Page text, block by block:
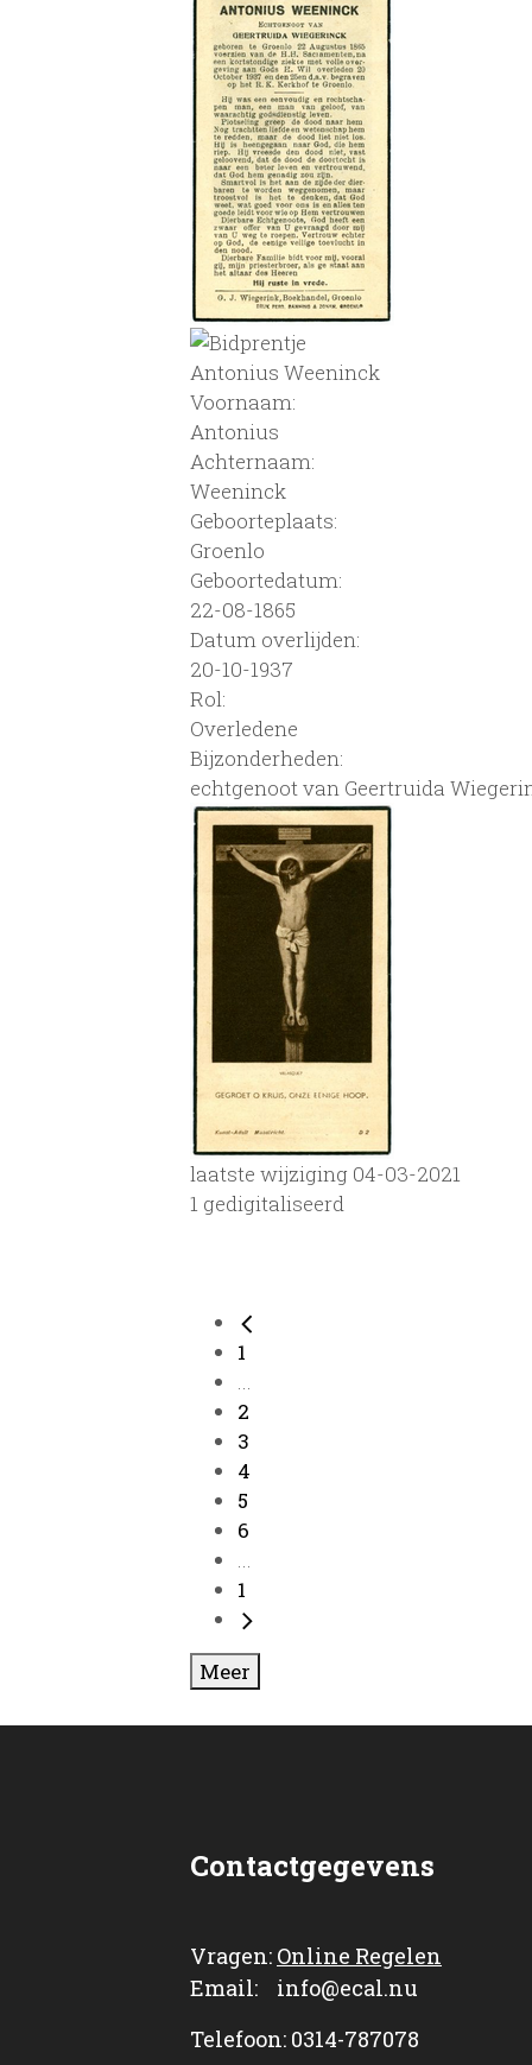
Antonius Weeninck
Voornaam:
Antonius
Achternaam:
Weeninck
Geboorteplaats:
Groenlo
Geboortedatum:
22-08-1865
Datum overlijden:
20-10-1937
Rol:
Overledene
Bijzonderheden:
echtgenoot van Geertruida
laatste wijziging 04-03-2021
1 gedigitaliseerd
1
...
2
3
4
5
6
...
1
Meer
Contactgegevens
Vragen: Online Regelen
Email: info@ecal.nu
Telefoon: 0314-787078